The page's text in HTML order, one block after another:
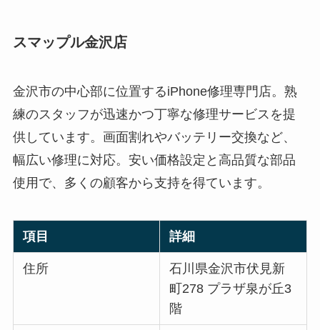
スマップル金沢店
金沢市の中心部に位置するiPhone修理専門店。熟
練のスタッフが迅速かつ丁寧な修理サービスを提
供しています。画面割れやバッテリー交換など、
幅広い修理に対応。安い価格設定と高品質な部品
使用で、多くの顧客から支持を得ています。
項目 詳細
住所
石川県金沢市伏見新
町278 プラザ泉が丘3
階